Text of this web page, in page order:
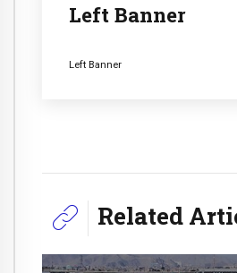
Left Banner
Left Banner
Related